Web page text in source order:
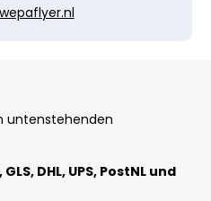
untenstehenden
GLS, DHL, UPS, PostNL und